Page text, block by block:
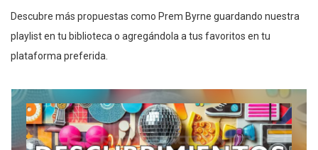
Descubre más propuestas como Prem Byrne guardando nuestra
playlist en tu biblioteca o agregándola a tus favoritos en tu
plataforma preferida.